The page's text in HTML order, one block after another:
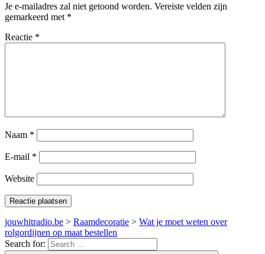
Je e-mailadres zal niet getoond worden. Vereiste velden zijn
gemarkeerd met *
Reactie *
Naam *
E-mail *
Website
jouwhitradio.be > Raamdecoratie > Wat je moet weten over
rolgordijnen op maat bestellen
Search for: